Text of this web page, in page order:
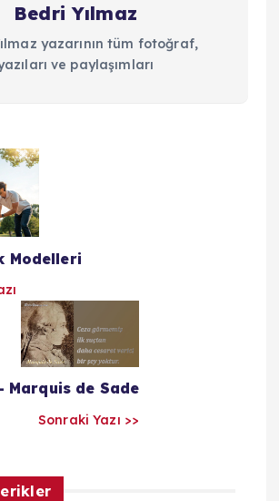
Bedri Yılmaz
yazarının tüm fotoğraf,
ve paylaşımları
Modelleri
Marquis de Sade
Sonraki Yazı >>